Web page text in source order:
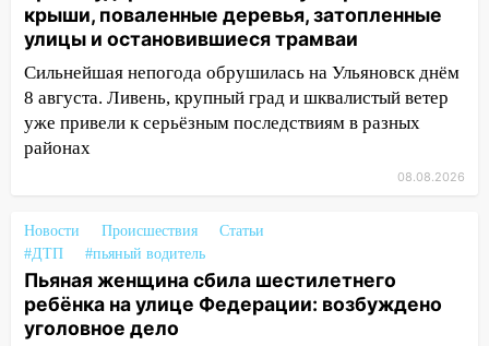
Орджоникидзе
13:47
На Нижней Террасе мощным
ветром вырвало дерево с корнем
13:46 Сильный ветер сорвал крышу с
СТО на проспекте Созидателей
сошёл с рельсов
13:22 Упавшие деревья перекрыли
дороги в Ульяновске: фото
крыши, поваленные деревья, затопленные
улицы и остановившиеся трамваи
Сильнейшая непогода обрушилась на Ульяновск днём
8 августа. Ливень, крупный град и шквалистый ветер
уже привели к серьёзным последствиям в разных
районах
08.08.2026
Новости Происшествия
Статьи
#ДТП
#пьяный водитель
Пьяная женщина сбила шестилетнего
ребёнка на улице Федерации: возбуждено
уголовное дело